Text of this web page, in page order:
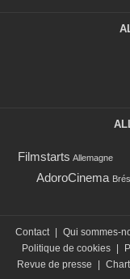
Filmstarts Allemagne
AdoroCinema
Contact | Qui sommes-
Politique de cookies |
Revue de presse
|